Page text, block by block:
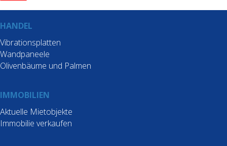
HANDEL
Vibrationsplatten
Wandpaneele
Olivenbäume und Palmen
IMMOBILIEN
Aktuelle Mietobjekte
Immobilie verkaufen